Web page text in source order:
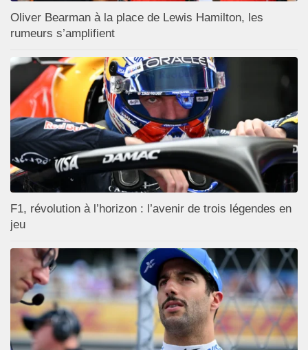
Oliver Bearman à la place de Lewis Hamilton, les
rumeurs s’amplifient
F1, révolution à l’horizon : l’avenir de trois légendes en
jeu